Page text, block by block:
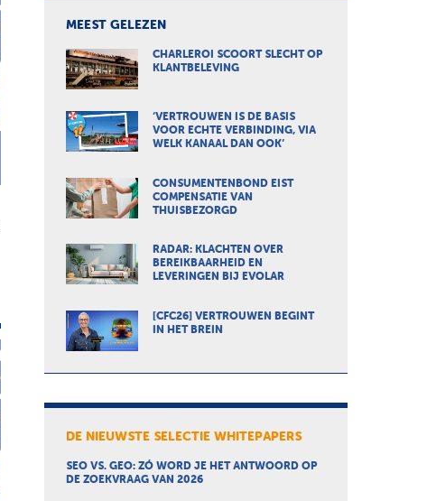
MEEST GELEZEN
CHARLEROI SCOORT SLECHT OP
KLANTBELEVING
‘VERTROUWEN IS DE BASIS
VOOR ECHTE VERBINDING, VIA
WELK KANAAL DAN OOK’
CONSUMENTENBOND EIST
COMPENSATIE VAN
THUISBEZORGD
RADAR: KLACHTEN OVER
BEREIKBAARHEID EN
LEVERINGEN BIJ EVOLAR
[CFC26] VERTROUWEN BEGINT
IN HET BREIN
DE NIEUWSTE SELECTIE WHITEPAPERS
SEO VS. GEO: ZÓ WORD JE HET ANTWOORD OP
DE ZOEKVRAAG VAN 2026